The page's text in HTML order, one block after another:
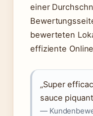
einer
bewerteten
effiziente
„Super
sauce
—